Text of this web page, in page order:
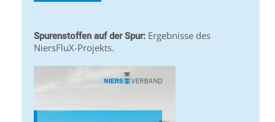
Spurenstoffen auf der Spur: Ergebnisse des
NiersFluX-Projekts.